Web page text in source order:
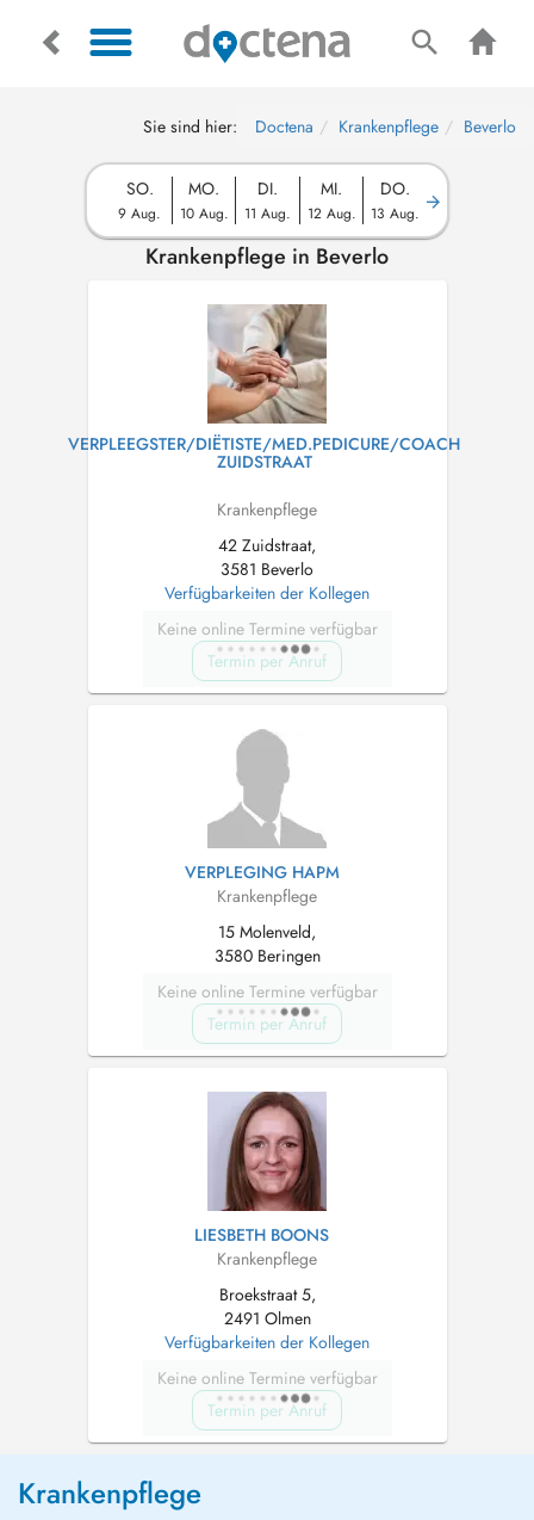
Sie sind hier: Doctena Krankenpflege Beverlo
SO.
9 Aug.
MO.
10 Aug.
DI.
11 Aug.
MI.
12 Aug.
DO.
13 Aug.
Krankenpflege in Beverlo
VERPLEEGSTER/DIËTISTE/MED.PEDICURE/COACH
ZUIDSTRAAT
Krankenpflege
42 Zuidstraat,
3581 Beverlo
Verfügbarkeiten der Kollegen
Keine online Termine verfügbar
Termin per Anruf
VERPLEGING HAPM
Krankenpflege
15 Molenveld,
3580 Beringen
Keine online Termine verfügbar
Termin per Anruf
LIESBETH BOONS
Krankenpflege
Broekstraat 5,
2491 Olmen
Verfügbarkeiten der Kollegen
Keine online Termine verfügbar
Termin per Anruf
Krankenpflege